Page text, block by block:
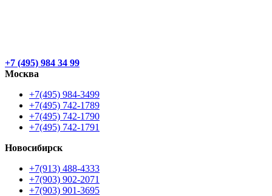
+7 (495) 984 34 99
Москва
+7(495) 984-3499
+7(495) 742-1789
+7(495) 742-1790
+7(495) 742-1791
Новосибирск
+7(913) 488-4333
+7(903) 902-2071
+7(903) 901-3695